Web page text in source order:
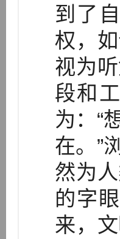
到了
权，
视为
段和
为：“
在。”
然为
的字
来，